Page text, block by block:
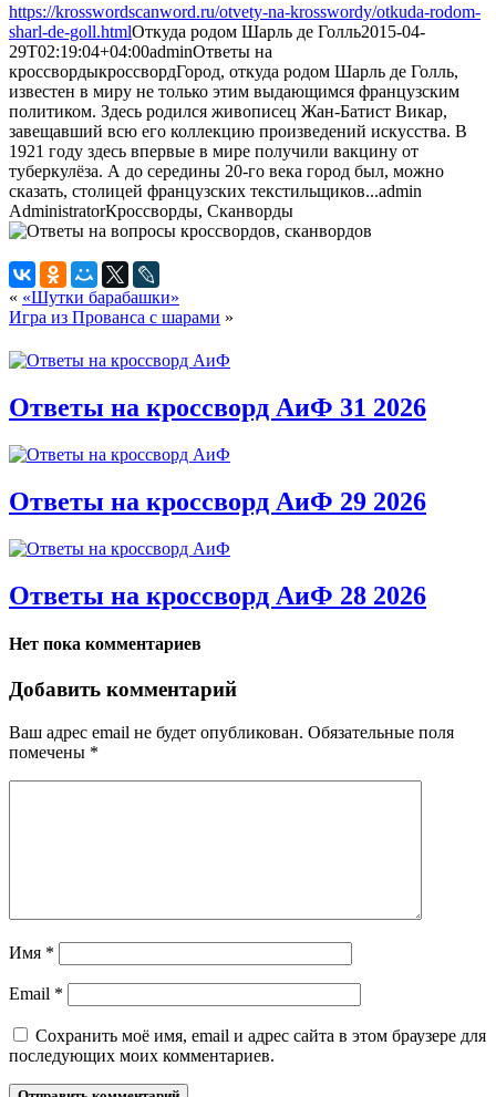
https://krosswordscanword.ru/otvety-na-krosswordy/otkuda-rodom-
sharl-de-goll.htmlОткуда родом Шарль де Голль2015-04-
29T02:19:04+04:00adminОтветы на
кроссвордыкроссвордГород, откуда родом Шарль де Голль,
известен в миру не только этим выдающимся французским
политиком. Здесь родился живописец Жан-Батист Викар,
завещавший всю его коллекцию произведений искусства. В
1921 году здесь впервые в мире получили вакцину от
туберкулёза. А до середины 20-го века город был, можно
сказать, столицей французских текстильщиков...admin
AdministratorКроссворды, Сканворды
« «Шутки барабашки»
Игра из Прованса с шарами »
Ответы на кроссворд АиФ 31 2026
Ответы на кроссворд АиФ 29 2026
Ответы на кроссворд АиФ 28 2026
Нет пока комментариев
Добавить комментарий
Ваш адрес email не будет опубликован. Обязательные поля
помечены *
Имя *
Email *
Сохранить моё имя, email и адрес сайта в этом браузере для
последующих моих комментариев.